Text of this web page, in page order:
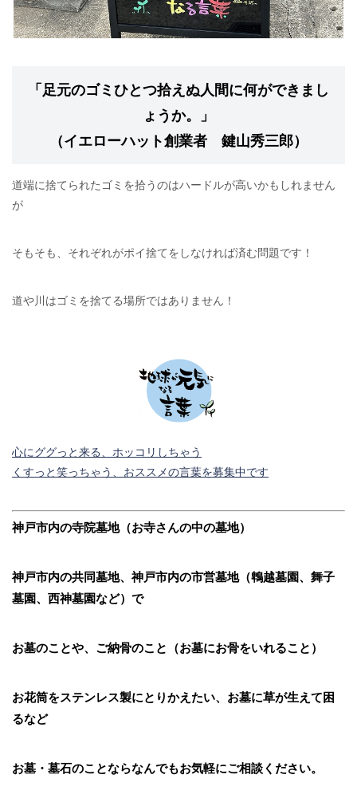
「足元のゴミひとつ拾えぬ人間に何ができまし
ょうか。」
（イエローハット創業者 鍵山秀三郎）
道端に捨てられたゴミを拾うのはハードルが高いかもしれません
が
そもそも、それぞれがポイ捨てをしなければ済む問題です！
道や川はゴミを捨てる場所ではありません！
心にググっと来る、ホッコリしちゃう
くすっと笑っちゃう、おススメの言葉を募集中です
神戸市内の寺院墓地（お寺さんの中の墓地）
神戸市内の共同墓地、神戸市内の市営墓地（鵯越墓園、舞子
墓園、西神墓園など）で
お墓のことや、ご納骨のこと（お墓にお骨をいれること）
お花筒をステンレス製にとりかえたい、お墓に草が生えて困
るなど
お墓・墓石のことならなんでもお気軽にご相談ください。